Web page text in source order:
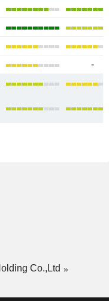
-
Co.,Ltd